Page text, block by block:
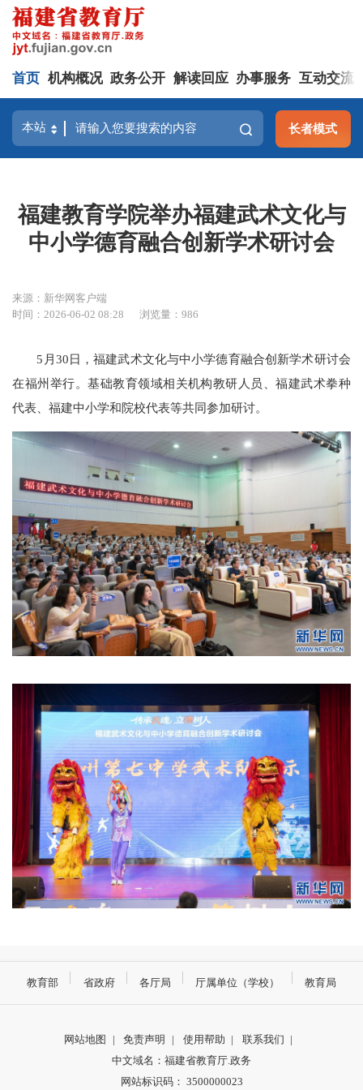
首页 机构概况 政务公开 解读回应 办事服务 互动交流
长者模式
福建教育学院举办福建武术文化与
中小学德育融合创新学术研讨会
来源：新华网客户端
时间：2026-06-02 08:28
浏览量：986
5月30日，福建武术文化与中小学德育融合创新学术研讨会
在福州举行。基础教育领域相关机构教研人员、福建武术拳种
代表、福建中小学和院校代表等共同参加研讨。
教育部 省政府 各厅局 厅属单位（学校） 教育局
网站地图 | 免责声明 | 使用帮助 | 联系我们 |
中文域名：福建省教育厅.政务
网站标识码： 3500000023